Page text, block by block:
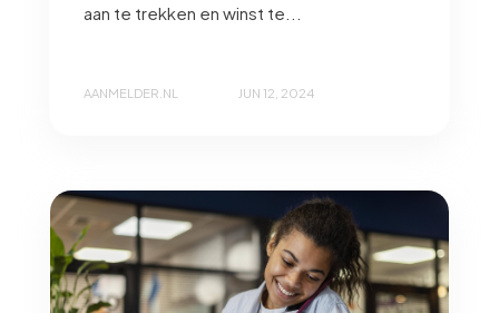
aan te trekken en winst te...
AANMELDER.NL JUN 12, 2024